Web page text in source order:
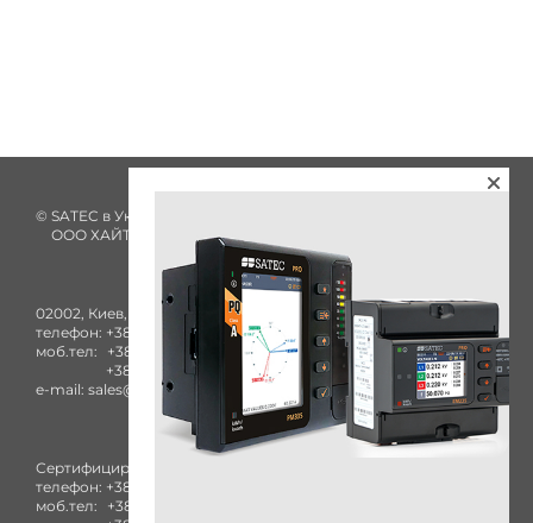
© SATEC в Украине с 2002 года
ООО ХАЙТЕК ЭНЕРГИЯ
02002, Киев, ул. Комбинатная, 25А
телефон: +38 (044) 332-84-27
моб.тел:
+38 (050) 753-40-93
+38 (096) 436-73-38
e-mail: sales@satec-global.com.ua
Сертифицированный сервисный центр
телефон: +38 (044) 332-84-27
моб.тел:
+38 (050) 753-40-93